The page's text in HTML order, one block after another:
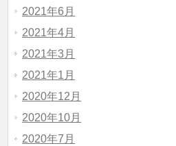
2021年6月
2021年4月
2021年3月
2021年1月
2020年12月
2020年10月
2020年7月